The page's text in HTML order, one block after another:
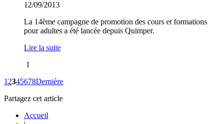
12/09/2013
La 14ème campagne de promotion des cours et formations
pour adultes a été lancée depuis Quimper.
Lire la suite
1
12345678Dernière
Partagez cet article
Accueil